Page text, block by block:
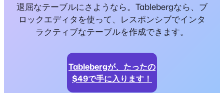
退屈なテーブルにさようなら。Tablebergなら、ブ
ロックエディタを使って、レスポンシブでインタ
ラクティブなテーブルを作成できます。
Tablebergが、たったの
$49で手に入ります！